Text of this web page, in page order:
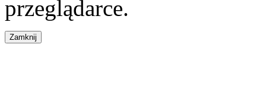
przeglądarce.